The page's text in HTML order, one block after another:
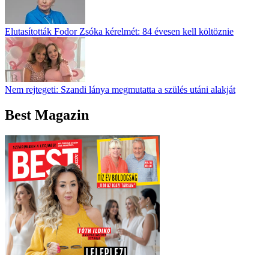
Elutasították Fodor Zsóka kérelmét: 84 évesen kell költöznie
Nem rejtegeti: Szandi lánya megmutatta a szülés utáni alakját
Best Magazin